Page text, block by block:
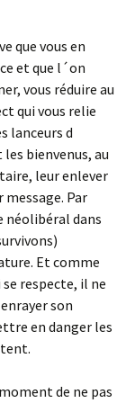
que vous en
et que l´on
vous réduire au
qui vous relie
lanceurs d
bienvenus, au
leur enlever
Par
néolibéral dans
Et comme
respecte, il ne
son
en danger les
de ne pas